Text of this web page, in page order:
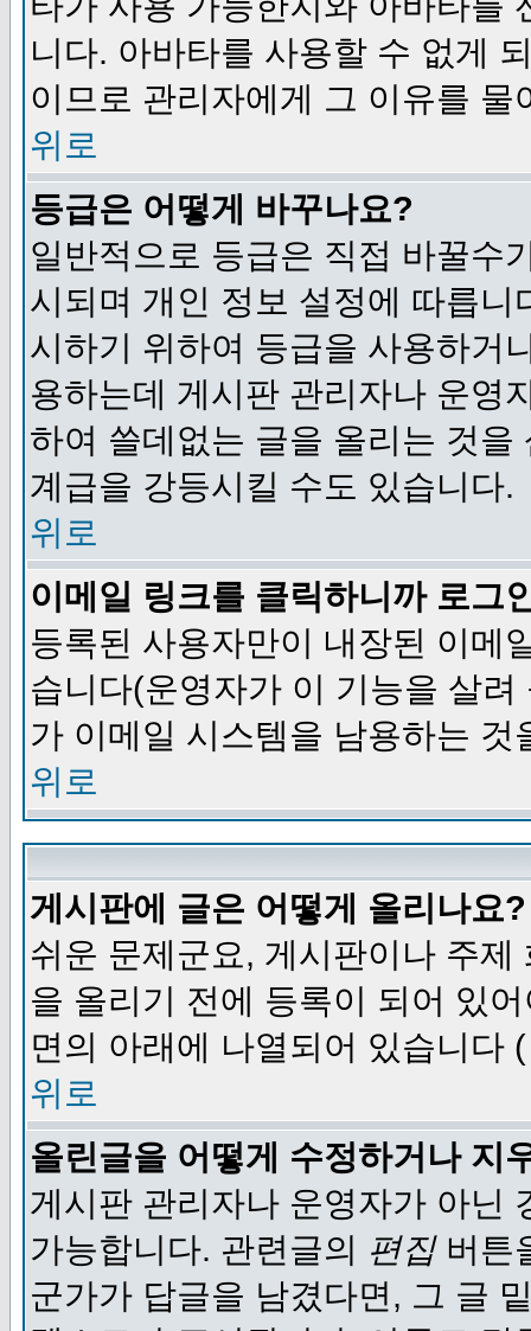
니다. 아바타를 사용할 수 없게
이므로 관리자에게 그 이유를 물
위로
등급은 어떻게 바꾸나요?
일반적으로 등급은 직접 바꿀수
시되며 개인 정보 설정에 따릅
시하기 위하여 등급을 사용하거
용하는데 게시판 관리자나 운영
하여 쓸데없는 글을 올리는 것
계급을 강등시킬 수도 있습니다.
위로
이메일 링크를 클릭하니까 로그
등록된 사용자만이 내장된 이메
습니다(운영자가 이 기능을 살
가 이메일 시스템을 남용하는 것
위로
게시판에 글은 어떻게 올리나요?
쉬운 문제군요, 게시판이나 주
을 올리기 전에 등록이 되어 있
면의 아래에 나열되어 있습니다 (
위로
올린글을 어떻게 수정하거나 지
게시판 관리자나 운영자가 아닌
가능합니다. 관련글의 편집버튼
군가가 답글을 남겼다면, 그 글